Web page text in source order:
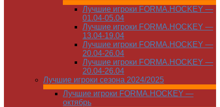
Лучшие игроки FORMA.HOCKEY —
01.04-05.04
Лучшие игроки FORMA.HOCKEY —
13.04-19.04
Лучшие игроки FORMA.HOCKEY —
20.04-26.04
Лучшие игроки FORMA.HOCKEY —
20.04-26.04
Лучшие игроки сезона 2024/2025
Лучшие игроки FORMA.HOCKEY —
октябрь